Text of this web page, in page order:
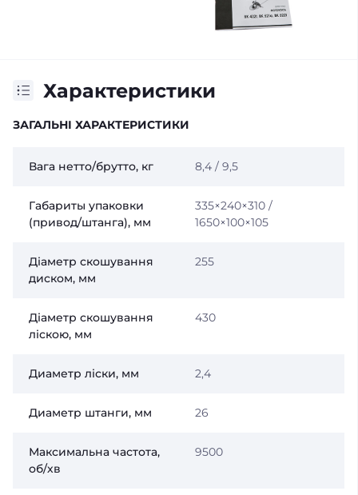
Характеристики
ЗАГАЛЬНІ ХАРАКТЕРИСТИКИ
Вага нетто/брутто, кг 8,4 / 9,5
Габариты упаковки
(привод/штанга), мм
335×240×310 /
1650×100×105
Діаметр скошування
диском, мм
255
Діаметр скошування
ліскою, мм
430
Диаметр лiски, мм 2,4
Диаметр штанги, мм 26
Максимальна частота,
об/хв
9500